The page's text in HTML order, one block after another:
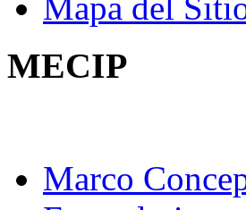
Mapa del
MECIP
Marco